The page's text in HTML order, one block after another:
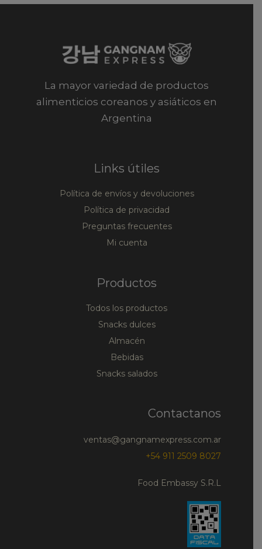
La mayor variedad de productos
alimenticios coreanos y asiáticos en
Argentina
Links útiles
Política de envíos y devoluciones
Política de privacidad
Preguntas frecuentes
Mi cuenta
Productos
Todos los productos
Snacks dulces
Almacén
Bebidas
Snacks salados
Contactanos
ventas@gangnamexpress.com.ar
+54 911 2509 8027
Food Embassy S.R.L